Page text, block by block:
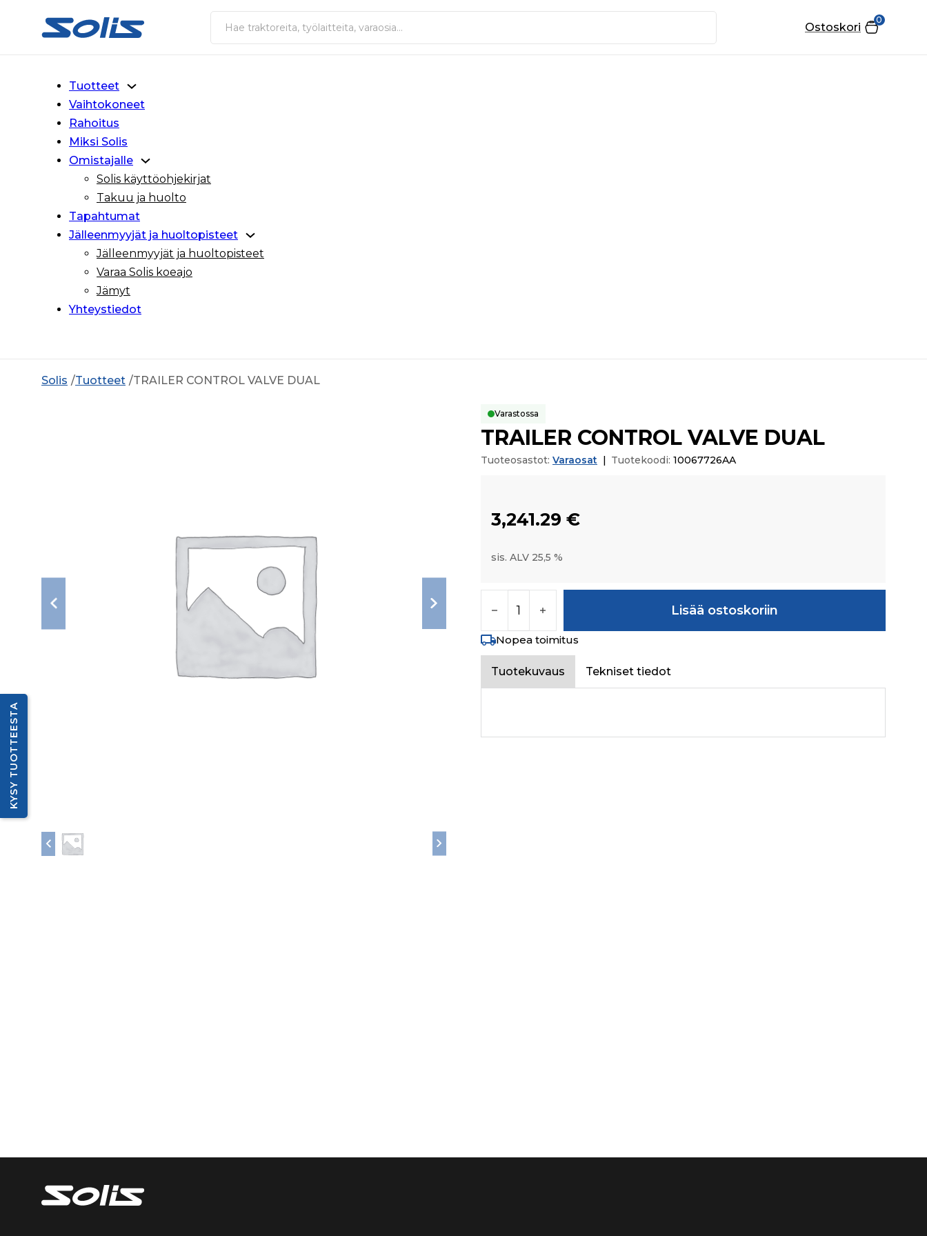
Siirry pääsisältöön
Siirry alatunnisteeseen
Haku
0
Ostoskori
Tuotteet
Vaihtokoneet
Rahoitus
Miksi Solis
Omistajalle
Solis käyttöohjekirjat
Takuu ja huolto
Tapahtumat
Jälleenmyyjät ja huoltopisteet
Jälleenmyyjät ja huoltopisteet
Varaa Solis koeajo
Jämyt
Yhteystiedot
Solis Tuotteet TRAILER CONTROL VALVE DUAL
Varastossa
TRAILER CONTROL VALVE DUAL
Tuoteosastot: Varaosat | Tuotekoodi: 10067726AA
3,241.29 €
sis. ALV 25,5 %
Lisää ostoskoriin
Nopea toimitus
Tuotekuvaus Tekniset tiedot
KYSY TUOTTEESTA